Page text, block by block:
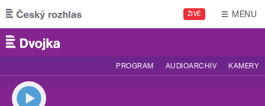
Přejít k hlavnímu obsahu
ŽIVĚ MENU
PROGRAM AUDIOARCHIV KAMERY